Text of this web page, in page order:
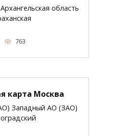
область
763
карта Москва
Западный АО (ЗАО)